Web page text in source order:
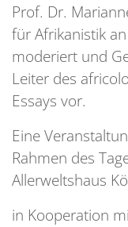
Prof. Dr.
für Afrikanistik
moderiert und
Leiter des
Essays vor.
Eine
Rahmen des
Allerweltshaus
in Kooperation